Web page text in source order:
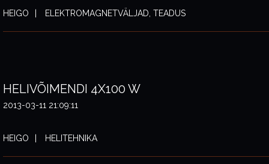
HEIGO ELEKTROMAGNETVÄLJAD, TEADUS
HELIVÕIMENDI 4X100 W
2013-03-11 21:09:11
HEIGO HELITEHNIKA